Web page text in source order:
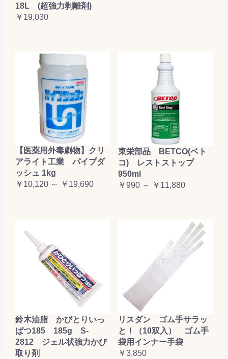
18L (超強力剥離剤)
￥19,030
【医薬用外毒劇物】クリ
アライト工業 パイプダ
ッシュ 1kg
￥10,120 ～ ￥19,690
東栄部品 BETCO(ベト
コ) レストストップ
950ml
￥990 ～ ￥11,880
鈴木油脂 かびとりいっ
ぱつ185 185g S-
2812 ジェル状強力かび
取り剤
リスダン ゴム手サラッ
と！（10双入） ゴム手
袋用インナー手袋
￥3,850